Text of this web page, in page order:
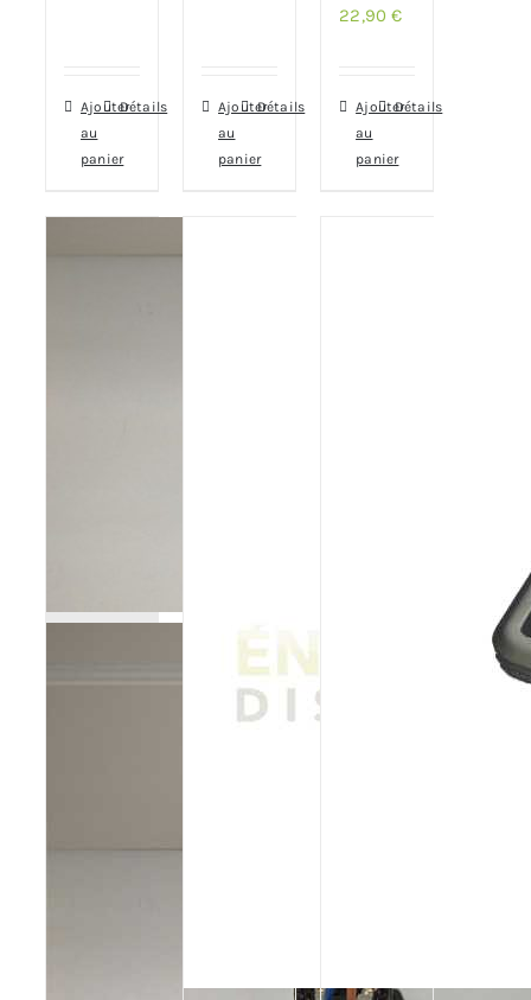
Ajouter
au
panier
Détails
Ajouter
au
panier
Détails
22,90€
Ajouter
au
panier
Détails